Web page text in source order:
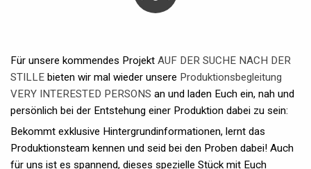
Für unsere kommendes Projekt AUF DER SUCHE NACH DER
STILLE bieten wir mal wieder unsere Produktionsbegleitung
VERY INTERESTED PERSONS an und laden Euch ein, nah und
persönlich bei der Entstehung einer Produktion dabei zu sein:
Bekommt exklusive Hintergrundinformationen, lernt das
Produktionsteam kennen und seid bei den Proben dabei! Auch
für uns ist es spannend, dieses spezielle Stück mit Euch